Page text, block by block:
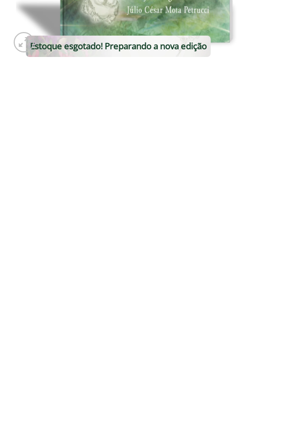
Estoque esgotado! Preparando a nova edição